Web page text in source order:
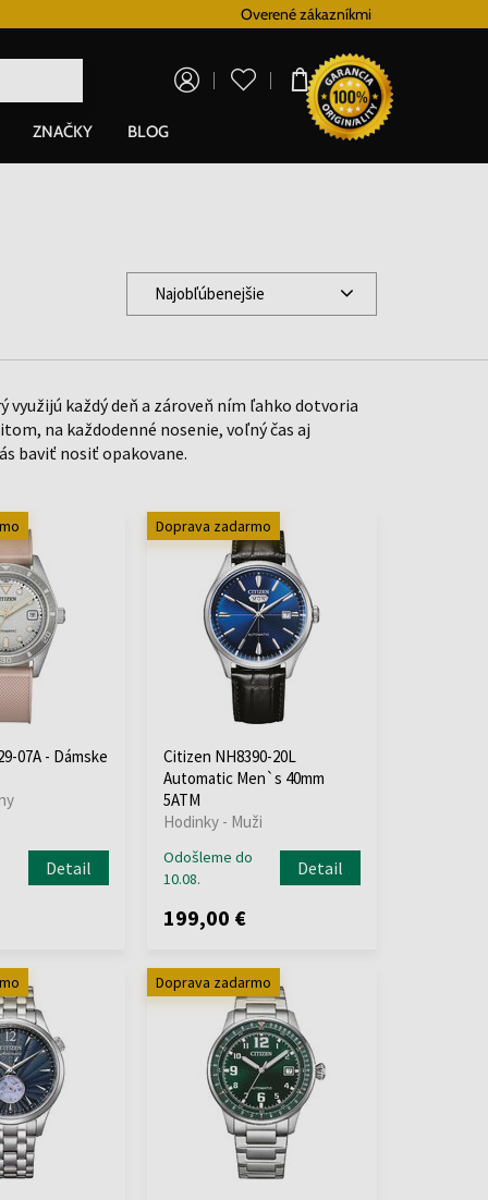
Overené zákazníkmi
0,00 €
ZNAČKY BLOG
Najobľúbenejšie
každý deň a zároveň ním ľahko dotvoria
na každodenné nosenie, voľný čas aj
baviť nosiť opakovane.
07A - Dámske
Detail
Doprava zadarmo
Citizen NH8390-20L
Automatic Men`s 40mm
5ATM
Hodinky - Muži
Odošleme do
10.08.
Detail
199,00 €
Doprava zadarmo